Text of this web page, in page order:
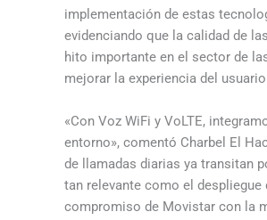
implementación de estas
evidenciando que la calidad de
hito importante en el sector de
mejorar la experiencia del
«Con Voz WiFi y VoLTE,
entorno», comentó Charbel El
de llamadas diarias ya transitan
tan relevante como el
compromiso de Movistar con la